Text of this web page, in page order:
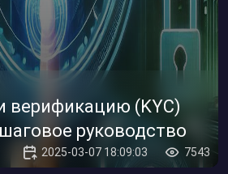
верификацию (KYC)
руководство
2025-03-07 18:09:03 7543